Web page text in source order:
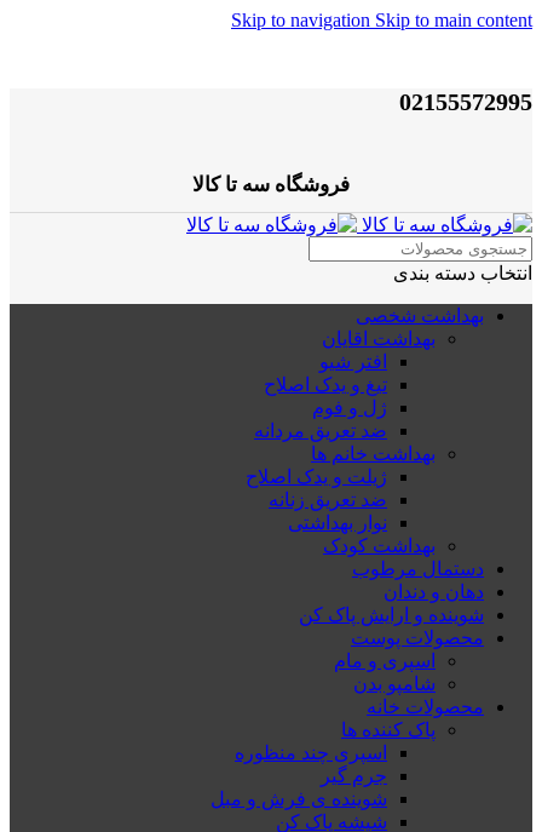
Skip to navigation Skip to main content
02155572995
فروشگاه سه تا کالا
انتخاب دسته بندی
بهداشت شخصی
بهداشت اقایان
افتر شیو
تیغ و یدک اصلاح
ژل و فوم
ضد تعریق مردانه
بهداشت خانم ها
ژیلت و یدک اصلاح
ضد تعریق زنانه
نوار بهداشتی
بهداشت کودک
دستمال مرطوب
دهان و دندان
شوینده و ارایش پاک کن
محصولات پوست
اسپری و مام
شامپو بدن
محصولات خانه
پاک کننده ها
اسپری چند منظوره
جرم گیر
شوینده ی فرش و مبل
شیشه پاک کن